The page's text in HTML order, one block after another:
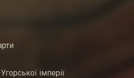
імперії